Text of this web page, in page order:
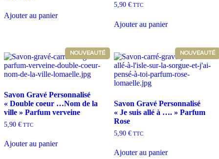
Ajouter au panier
5,90 €TTC
Ajouter au panier
NOUVEAUTÉ
Savon Gravé Personnalisé
« Double coeur …Nom de la
ville » Parfum verveine
5,90 € TTC
Ajouter au panier
NOUVEAUTÉ
Savon Gravé Personnalisé
« Je suis allé à …. » Parfum
Rose
5,90 €TTC
Ajouter au panier